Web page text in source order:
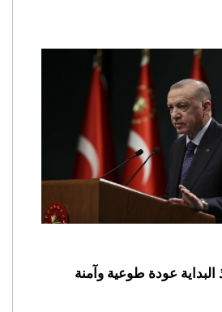
البداية عودة طوعية وآمنة